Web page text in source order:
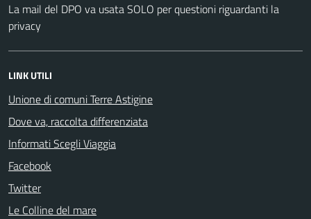
La mail del DPO va usata SOLO per questioni riguardanti la
privacy
LINK UTILI
Unione di comuni Terre Astigine
Dove va, raccolta differenziata
Informati Scegli Viaggia
Facebook
Twitter
Le Colline del mare